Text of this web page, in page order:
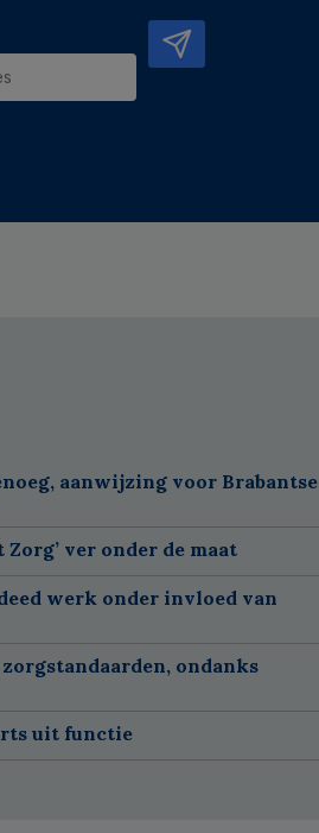
aanwijzing voor Brabantse
ver onder de maat
werk onder invloed van
ondanks
uit functie